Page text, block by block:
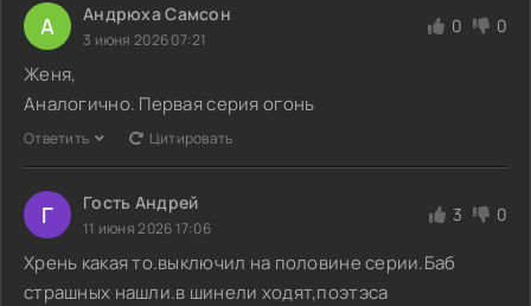
А Андрюха Самсон
3 июня 2026 07:21
0 0
Женя,
Аналогично. Первая серия огонь
Ответить Цитировать
Г Гость Андрей
11 июня 2026 17:06
3 0
Хрень какая то.выключил на половине серии.Баб
страшных нашли.в шинели ходят,поэтэса